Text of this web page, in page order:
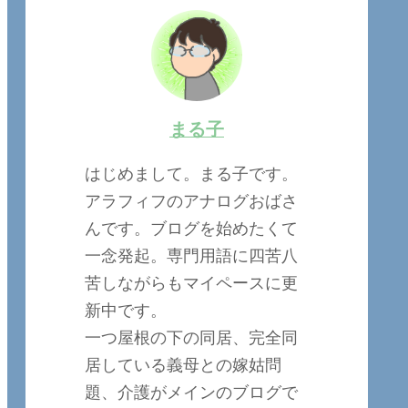
まる子
はじめまして。まる子です。
アラフィフのアナログおばさ
んです。ブログを始めたくて
一念発起。専門用語に四苦八
苦しながらもマイペースに更
新中です。
一つ屋根の下の同居、完全同
居している義母との嫁姑問
題、介護がメインのブログで